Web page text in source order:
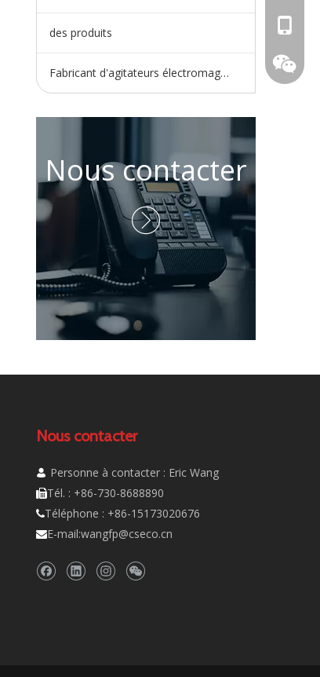
des produits
Fabricant d'agitateurs électromagnétiques
Nous contacter

Nous contacter
 Personne à contacter : Eric Wang
Tél. : +86-730-8688890
Téléphone : +86-15173020676
E-mail:wangfp@cseco.cn